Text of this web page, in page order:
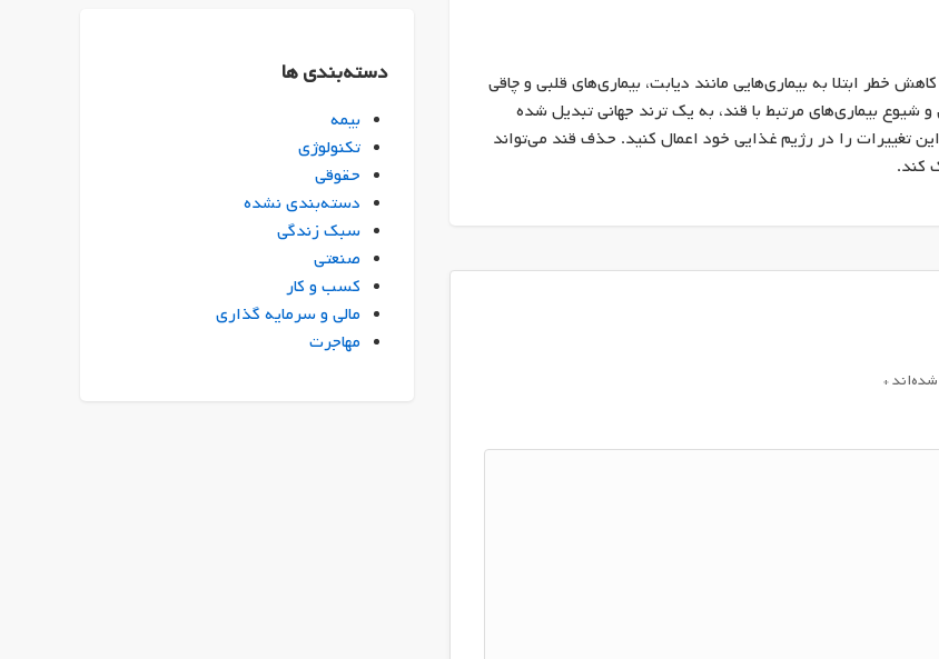
ابتلا به بیماری‌هایی مانند دیابت، بیماری‌های قلبی و چاقی
بیماری‌های مرتبط با قند، به یک ترند جهانی تبدیل شده
تغییرات را در رژیم غذایی خود اعمال کنید. حذف قند می‌تواند
کند.
*
دسته‌بندی ها
بیمه
تکنولوژی
حقوقی
دسته‌بندی نشده
سبک زندگی
صنعتی
کسب و کار
مالی و سرمایه گذاری
مهاجرت